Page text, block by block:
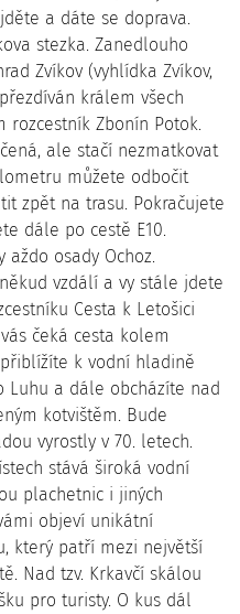
a dáte se doprava.
stezka. Zanedlouho
Zvíkov (vyhlídka Zvíkov,
králem všech
rozcestník Zbonín Potok.
ale stačí nezmatkovat
můžete odbočit
zpět na trasu. Pokračujete
dále po cestě E10.
osady Ochoz.
vzdálí a vy stále jdete
Cesta k Letošici
čeká cesta kolem
k vodní hladině
Luhu a dále obcházíte nad
kotvištěm. Bude
vyrostly v 70. letech.
stává široká vodní
plachetnic i jiných
objeví unikátní
který patří mezi největší
Nad tzv. Krkavčí skálou
pro turisty. O kus dál